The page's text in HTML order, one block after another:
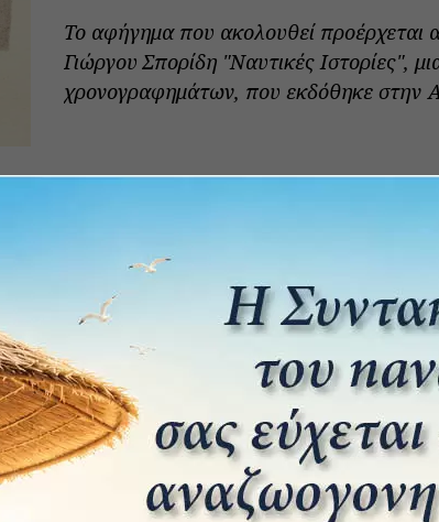
Το αφήγημα που ακολουθεί προέρχεται
Γιώργου Σπορίδη "Ναυτικές Ιστορίες",
χρονογραφημάτων, που εκδόθηκε στην
Το αφήγημα που ακολουθεί προέρχεται
αναμνήσεων του Ηλία Τσουκαλά από
Πολεμικό Ναυτικό ...
Τα μεγάλα μέσα
ΓΙΏΡΓΟΣ ΣΠΟΡΊΔΗΣ 24 ΟΚΤΩΒΡΊΟΥ 2024
Το αφήγημα που ακολουθεί προέρχεται